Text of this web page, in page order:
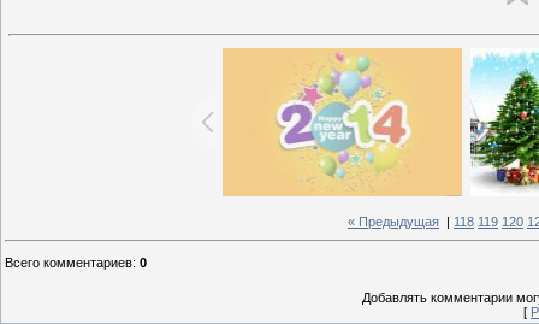
« Предыдущая 118 119 120
Всего комментариев: 0
Добавлять комментарии
[